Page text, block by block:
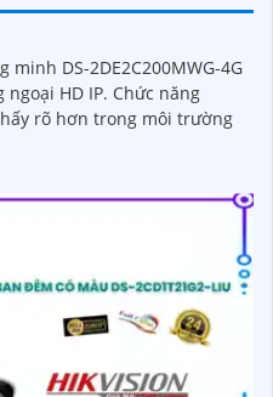
DS-2DE2C200MWG-4G
IP. Chức năng
rõ hơn trong môi trường